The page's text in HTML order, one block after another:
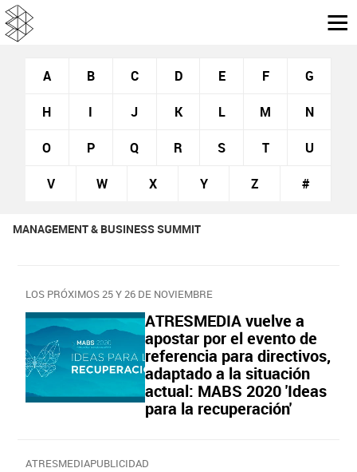
A B C D E F G
H I J K L M N
O P Q R S T U
V W X Y Z #
MANAGEMENT & BUSINESS SUMMIT
LOS PRÓXIMOS 25 Y 26 DE NOVIEMBRE
ATRESMEDIA vuelve a
apostar por el evento de
referencia para directivos,
adaptado a la situación
actual: MABS 2020 'Ideas
para la recuperación'
ATRESMEDIAPUBLICIDAD